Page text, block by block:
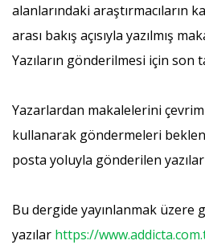
alanlarındaki araştırmacıların
arası bakış açısıyla yazılmış
Yazıların gönderilmesi için son
Yazarlardan makalelerini
kullanarak göndermeleri
posta yoluyla gönderilen
Bu dergide yayınlanmak üzere
yazılar https://